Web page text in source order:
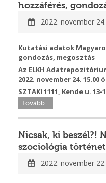
hozzáférés,
2022. november 24.
Kutatási adatok
gondozás, megosztás
Az ELKH
2022. november 24. 15.00
SZTAKI 1111, Kende u.
Tovább...
Nicsak, ki beszél?!
szociológia
2022. november 22.